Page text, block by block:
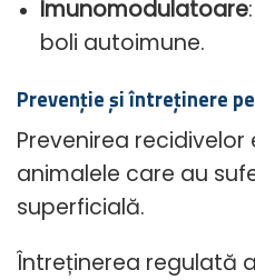
Imunomodulatoare
boli autoimune.
Prevenție și întreținere
Prevenirea
animalele care au
superficială.
Întreținerea regulată